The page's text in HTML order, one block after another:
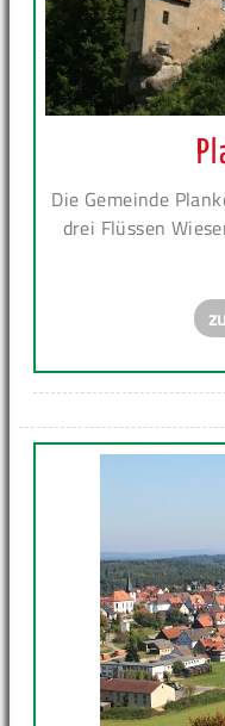
Die Gemeinde
drei Flüssen